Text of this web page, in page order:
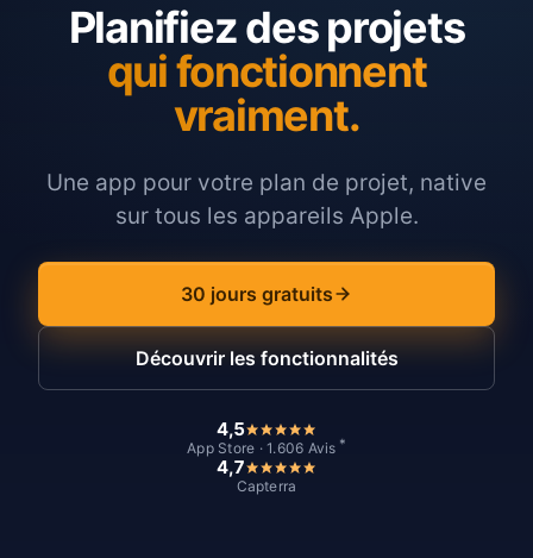
Planifiez des projets
qui fonctionnent
vraiment.
Une app pour votre plan de projet, native
sur tous les appareils Apple.
30 jours gratuits
Découvrir les fonctionnalités
4,5
App Store · 1.606 Avis *
4,7
Capterra